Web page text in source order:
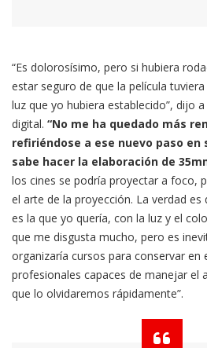
“Es dolorosísimo, pero si hubiera
estar seguro de que la película
luz que yo hubiera establecido”, dijo
digital. “No me ha quedado más
refiriéndose a ese nuevo paso en
sabe hacer la elaboración de
los cines se podría proyectar a foco,
el arte de la proyección. La verdad es
es la que yo quería, con la luz y el
que me disgusta mucho, pero es
organizaría cursos para conservar en
profesionales capaces de manejar el
que lo olvidaremos rápidamente”.